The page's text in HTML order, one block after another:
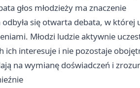
głos młodzieży ma znaczenie
się otwarta debata, w
Młodzi ludzie aktywnie
ich interesuje i nie pozostaje
na wymianę doświadczeń i